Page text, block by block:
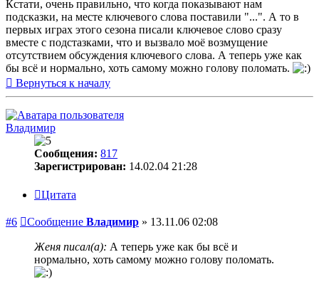
Кстати, очень правильно, что когда показывают нам
подсказки, на месте ключевого слова поставили "...". А то в
первых играх этого сезона писали ключевое слово сразу
вместе с подстазками, что и вызвало моё возмущение
отсутствием обсуждения ключевого слова. А теперь уже как
бы всё и нормально, хоть самому можно голову поломать.
Вернуться к началу
Владимир
Сообщения: 817
Зарегистрирован: 14.02.04 21:28
Цитата
#6 Сообщение Владимир » 13.11.06 02:08
Женя писал(а): А теперь уже как бы всё и
нормально, хоть самому можно голову поломать.